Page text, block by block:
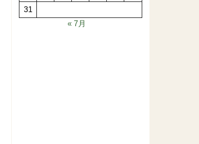
31
« 7月